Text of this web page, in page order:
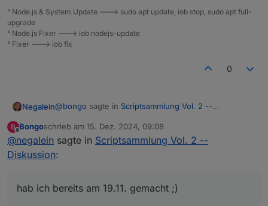
Parametern (Kaffeemenge, Wassertemperatur, …)
erstellen.
Kaffeefavoriten per Sprachassistent ausgeben.
Pflegestatus (Entkalken, Reinigen, Wasserfilter
° Node.js & System Update ---> sudo apt update, iob stop, sudo apt full-
upgrade
° Node.js Fixer ---> iob nodejs-update
° Fixer ---> iob fix
0
Negalein@bongo sagte in Scriptsammlung Vol. 2 --
kann gerne in die Scriptsammlung
hab ich bereits am 19.11. gemacht ;)
B
Offline
Bongoschrieb am 15. Dez. 2024, 09:08
zuletzt editiert von
@negalein sagte in Scriptsammlung Vol. 2 --
Diskussion:
hab ich bereits am 19.11. gemacht ;)